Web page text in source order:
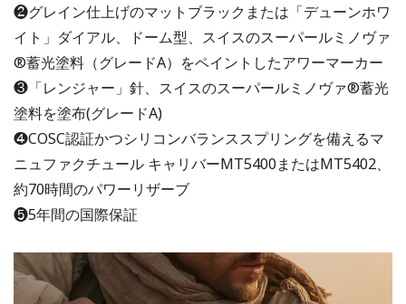
❷グレイン仕上げのマットブラックまたは「デューンホワ
イト」ダイアル、ドーム型、スイスのスーパールミノヴァ
®蓄光塗料（グレードA）をペイントしたアワーマーカー
❸「レンジャー」針、スイスのスーパールミノヴァ®蓄光
塗料を塗布(グレードA)
❹COSC認証かつシリコンバランススプリングを備えるマ
ニュファクチュール キャリバーMT5400またはMT5402、
約70時間のパワーリザーブ
❺5年間の国際保証